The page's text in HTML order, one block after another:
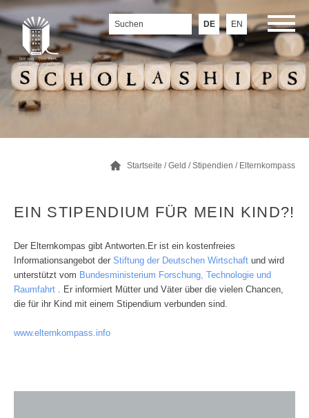
DE EN
Startseite /Geld /Stipendien / Elternkompass
EIN STIPENDIUM FÜR MEIN KIND?!
Der Elternkompas gibt Antworten.Er ist ein kostenfreies
Informationsangebot der Stiftung der Deutschen Wirtschaft und wird
unterstützt vom Bundesministerium Forschung, Technologie und
Raumfahrt . Er informiert Mütter und Väter über die vielen Chancen,
die für ihr Kind mit einem Stipendium verbunden sind.
www.elternkompass.info